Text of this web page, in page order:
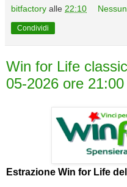
bitfactory alle 22:10
Condividi
Win for Life
05-2026 ore 21:00
Estrazione Win for Life del